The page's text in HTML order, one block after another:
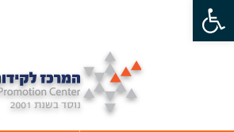
פתח סרגל נגישות